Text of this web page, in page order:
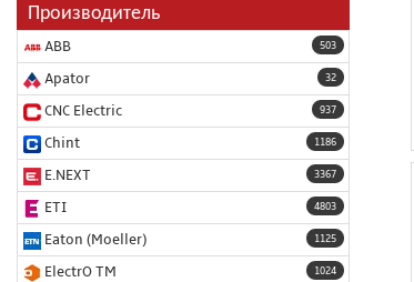
Производитель
503
ABB
32
Apator
937
CNC Electric
1186
Chint
3367
E.NEXT
4803
ETI
1125
Eaton (Moeller)
1024
ElectrO TM